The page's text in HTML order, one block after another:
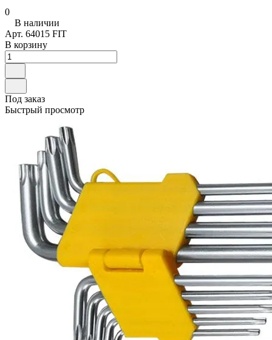
0
В наличии
Арт. 64015 FIT
В корзину
Под заказ
Быстрый просмотр